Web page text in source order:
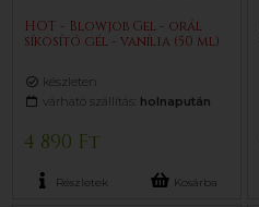
HOT - Blowjob Gel - orál
síkosító gél - vanília (50 ml)
készleten
várható szállítás: holnapután
4 890 Ft
Részletek Kosárba